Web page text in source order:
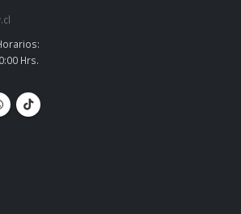
Hrs.